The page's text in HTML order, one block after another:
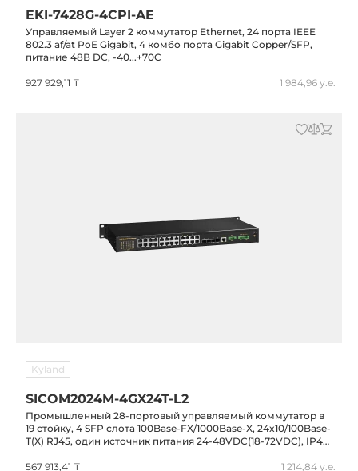
EKI-7428G-4CPI-AE
Управляемый Layer 2 коммутатор Ethernet, 24 порта IEEE
802.3 af/at PoE Gigabit, 4 комбо порта Gigabit Copper/SFP,
питание 48В DC, -40...+70C
927 929,11 ₸ 1 984,96 у.е.
Kyland
SICOM2024M-4GX24T-L2
Промышленный 28-портовый управляемый коммутатор в
19 стойку, 4 SFP слота 100Base-FX/1000Base-X, 24x10/100Base-
T(X) RJ45, один источник питания 24-48VDC(18-72VDC), IP40,
567 913,41 ₸
1 214,84 у.е.